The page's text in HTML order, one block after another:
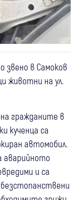
звено в Самоков
животни на ул.
гражданите в
кученца са
автомобил.
аварийното
и са